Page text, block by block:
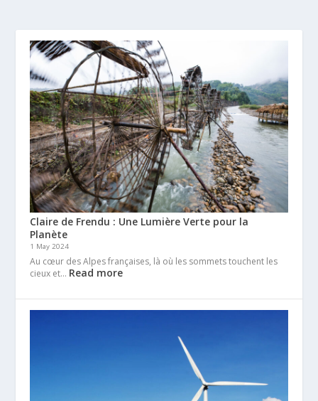
Claire de Frendu : Une Lumière Verte pour la
Planète
1 May 2024
Au cœur des Alpes françaises, là où les sommets touchent les
cieux et… Read more